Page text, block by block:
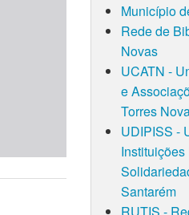
Município
Rede de
Novas
UCATN -
e
Torres
UDIPISS -
Santarém
RUTIS -